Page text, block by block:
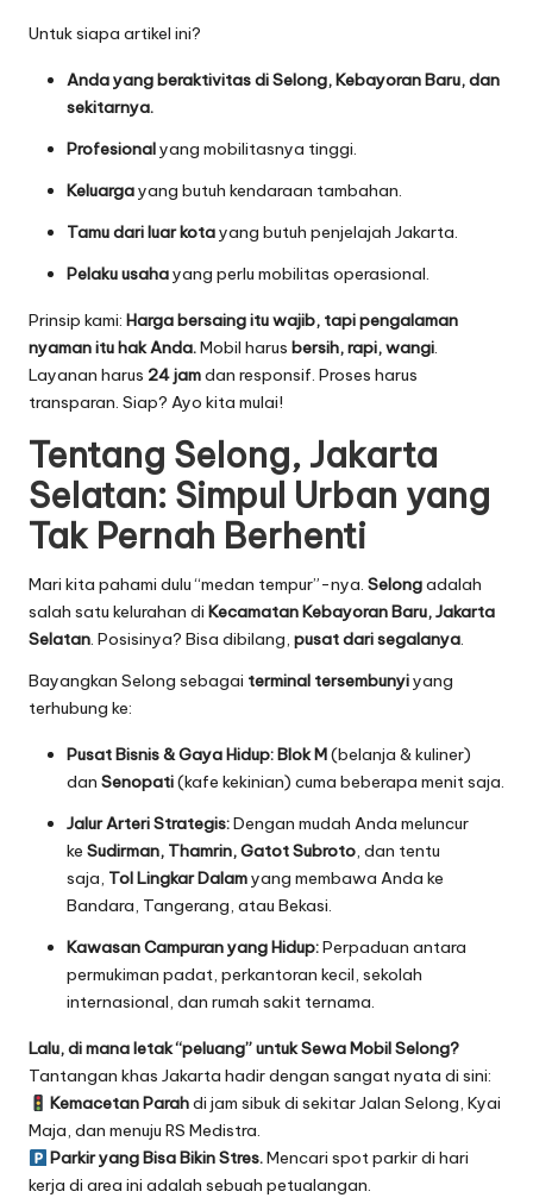
Untuk siapa artikel ini?
Anda yang beraktivitas di Selong, Kebayoran Baru, dan
sekitarnya.
Profesionalyang mobilitasnya tinggi.
Keluargayang butuh kendaraan tambahan.
Tamu dari luar kotayang butuh penjelajah Jakarta.
Pelaku usahayang perlu mobilitas operasional.
Prinsip kami: Harga bersaing itu wajib, tapi pengalaman
nyaman itu hak Anda.Mobil harus bersih, rapi, wangi.
Layanan harus 24 jamdan responsif. Proses harus
transparan. Siap? Ayo kita mulai!
Tentang Selong, Jakarta
Selatan: Simpul Urban yang
Tak Pernah Berhenti
Mari kita pahami dulu “medan tempur”-nya. Selongadalah
salah satu kelurahan di Kecamatan Kebayoran Baru, Jakarta
Selatan. Posisinya? Bisa dibilang, pusat dari segalanya.
Bayangkan Selong sebagai terminal tersembunyiyang
terhubung ke:
Pusat Bisnis & Gaya Hidup:Blok M(belanja & kuliner)
dan Senopati(kafe kekinian) cuma beberapa menit saja.
Jalur Arteri Strategis:Dengan mudah Anda meluncur
ke Sudirman, Thamrin, Gatot Subroto, dan tentu
saja, Tol Lingkar Dalamyang membawa Anda ke
Bandara, Tangerang, atau Bekasi.
Kawasan Campuran yang Hidup:Perpaduan antara
permukiman padat, perkantoran kecil, sekolah
internasional, dan rumah sakit ternama.
Lalu, di mana letak “peluang” untuk Sewa Mobil Selong?
Tantangan khas Jakarta hadir dengan sangat nyata di sini:
Kemacetan Parahdi jam sibuk di sekitar Jalan Selong, Kyai
Maja, dan menuju RS Medistra.
Parkir yang Bisa Bikin Stres.Mencari spot parkir di hari
kerja di area ini adalah sebuah petualangan.